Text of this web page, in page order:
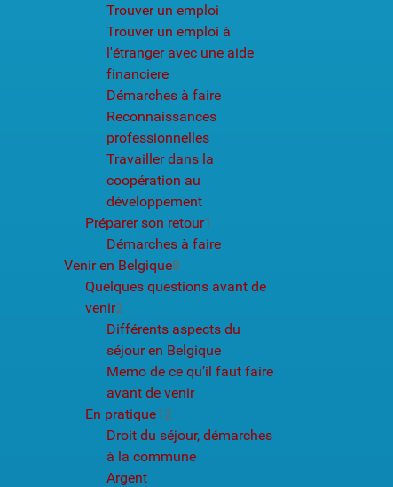
Trouver un emploi
Trouver un emploi à
l'étranger avec une aide
financiere
Démarches à faire
Reconnaissances
professionnelles
Travailler dans la
coopération au
développement
Préparer son retour1
Démarches à faire
Venir en Belgique8
Quelques questions avant de
venir2
Différents aspects du
séjour en Belgique
Memo de ce qu’il faut faire
avant de venir
En pratique12
Droit du séjour, démarches
à la commune
Argent